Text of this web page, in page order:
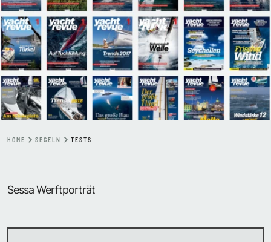
HOME SEGELN TESTS
Sessa Werftporträt